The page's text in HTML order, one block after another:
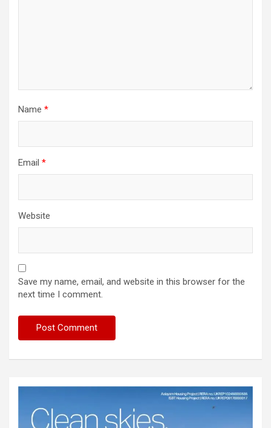
Name *
Email *
Website
Save my name, email, and website in this browser for the
next time I comment.